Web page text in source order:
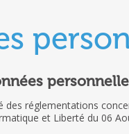
des réglementations
et Liberté du 06